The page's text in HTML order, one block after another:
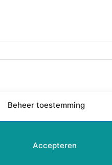
Beheer toestemming
Accepteren
Juridisch
Cookieverklaring